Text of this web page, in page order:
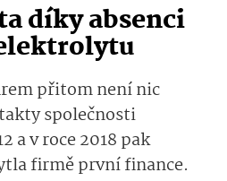
díky absenci
přitom není nic
společnosti
a v roce 2018 pak
firmě první finance.